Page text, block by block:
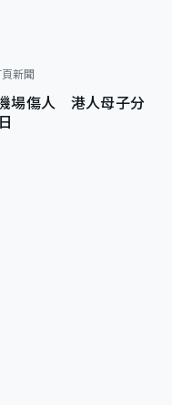
頁新聞
場傷人 港人母子分